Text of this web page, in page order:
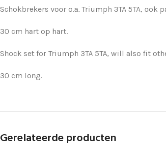
Schokbrekers voor o.a. Triumph 3TA 5TA,
30 cm hart op hart.
Shock set for Triumph 3TA 5TA, will also fit
30 cm long.
Gerelateerde producten